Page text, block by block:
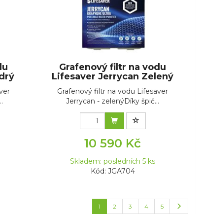
Grafenový filtr na vodu
Lifesaver Jerrycan Zelený
Grafenový filtr na vodu Lifesaver
Jerrycan - zelenýDíky špič...
10 590 Kč
Skladem: posledních 5 ks
Kód: JGA704
1 2 3 4 5